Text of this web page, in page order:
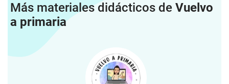
Más materiales didácticos de Vuelvo
a primaria